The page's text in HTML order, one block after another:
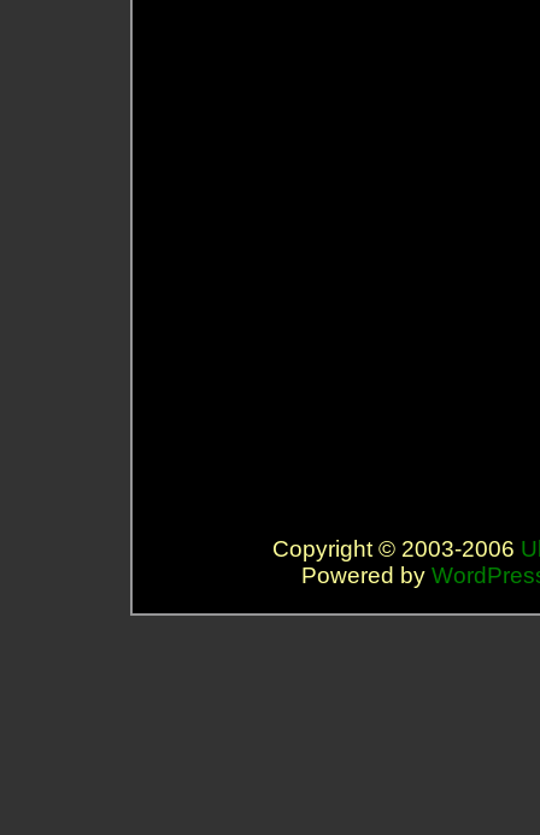
Copyright © 2003-2006
Powered by